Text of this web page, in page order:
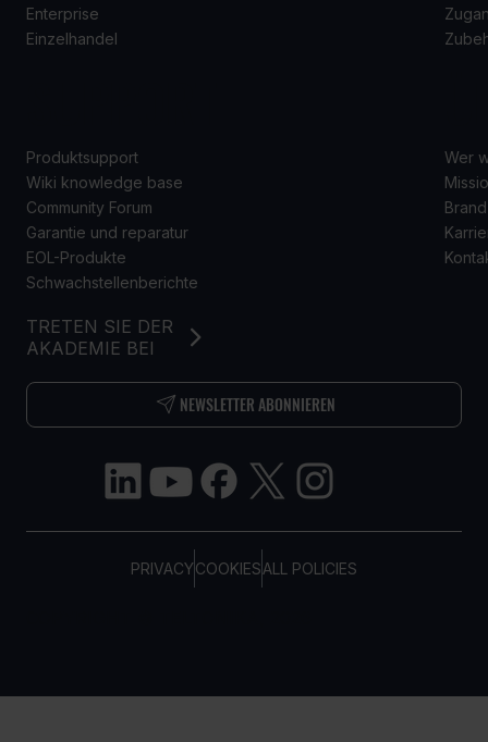
PRIVACYCOOKIESALL POLICIES
TRETEN SIE DER
AKADEMIE BEI
NEWSLETTER ABONNIEREN
Enterprise
Einzelhandel
Produktsupport
Wiki knowledge base
Community Forum
Garantie und reparatur
EOL-Produkte
Schwachstellenberichte
Wer